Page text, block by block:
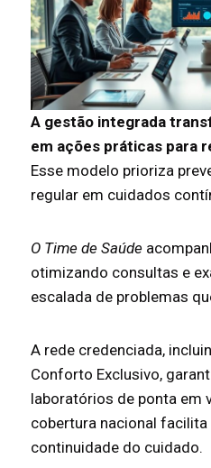
A gestão integrada
em ações práticas para
Esse modelo prioriza
regular em cuidados
O Time de Saúde
otimizando consultas e
escalada de problemas
A rede credenciada,
Conforto Exclusivo,
laboratórios de ponta em
cobertura nacional
continuidade do cuidado.